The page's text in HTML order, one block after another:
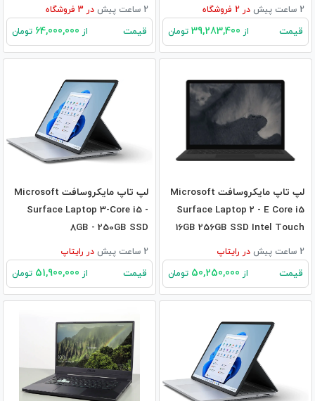
2 ساعت پیش در فروشگاه
قیمت از تومان
2 ساعت پیش در فروشگاه
قیمت از تومان
لپ تاپ مایکروسافت Microsoft
Surface Laptop 2 - E Core i5
16GB 256GB SSD Intel Touch
2 ساعت پیش در رایتاپ
قیمت از تومان
لپ تاپ مایکروسافت Microsoft
Surface Laptop 3-Core i5 -
8GB - 250GB SSD
2 ساعت پیش در رایتاپ
قیمت از تومان